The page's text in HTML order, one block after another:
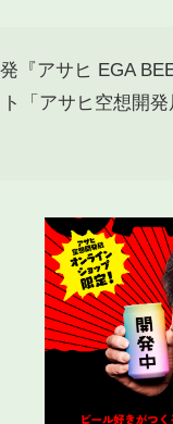
『アサヒ EGA
ト「アサヒ空想